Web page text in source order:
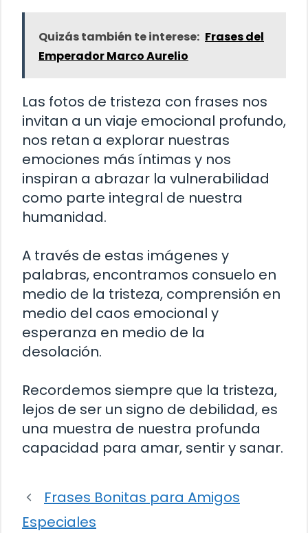
Quizás también te interese: Frases del
Emperador Marco Aurelio
Las fotos de tristeza con frases nos
invitan a un viaje emocional profundo,
nos retan a explorar nuestras
emociones más íntimas y nos
inspiran a abrazar la vulnerabilidad
como parte integral de nuestra
humanidad.
A través de estas imágenes y
palabras, encontramos consuelo en
medio de la tristeza, comprensión en
medio del caos emocional y
esperanza en medio de la
desolación.
Recordemos siempre que la tristeza,
lejos de ser un signo de debilidad, es
una muestra de nuestra profunda
capacidad para amar, sentir y sanar.
Frases Bonitas para Amigos
Especiales